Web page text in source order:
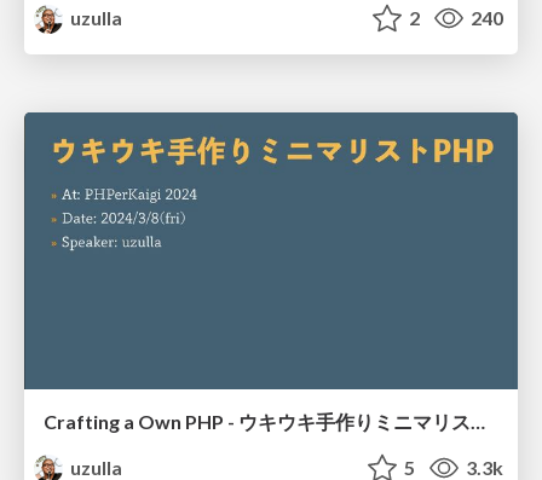
uzulla 2 240
Crafting a Own PHP - ウキウキ手作りミニマリストPHP
uzulla
5 3.3k